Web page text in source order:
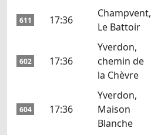
611 17:36
Champvent,
Le Battoir
602 17:36
Yverdon,
chemin de
la Chèvre
604 17:36
Yverdon,
Maison
Blanche